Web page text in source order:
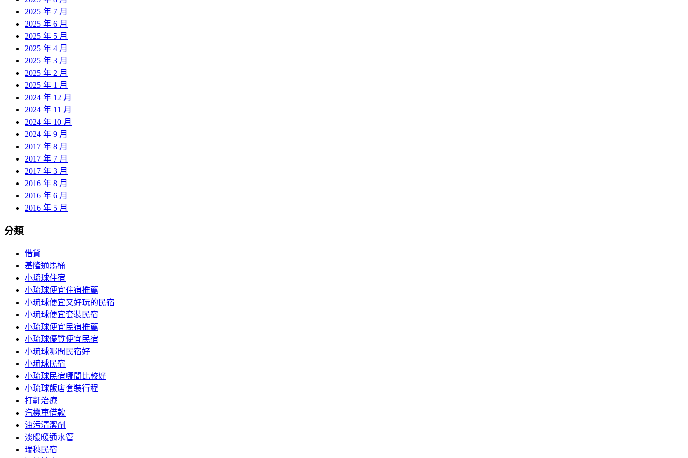
2025 年 7 月
2025 年 6 月
2025 年 5 月
2025 年 4 月
2025 年 3 月
2025 年 2 月
2025 年 1 月
2024 年 12 月
2024 年 11 月
2024 年 10 月
2024 年 9 月
2017 年 8 月
2017 年 7 月
2017 年 3 月
2016 年 8 月
2016 年 6 月
2016 年 5 月
分類
借貸
基隆通馬桶
小琉球住宿
小琉球便宜住宿推薦
小琉球便宜又好玩的民宿
小琉球便宜套裝民宿
小琉球便宜民宿推薦
小琉球優質便宜民宿
小琉球哪間民宿好
小琉球民宿
小琉球民宿哪間比較好
小琉球飯店套裝行程
打鼾治療
汽機車借款
油污清潔劑
淡暖暖通水管
瑞穗民宿